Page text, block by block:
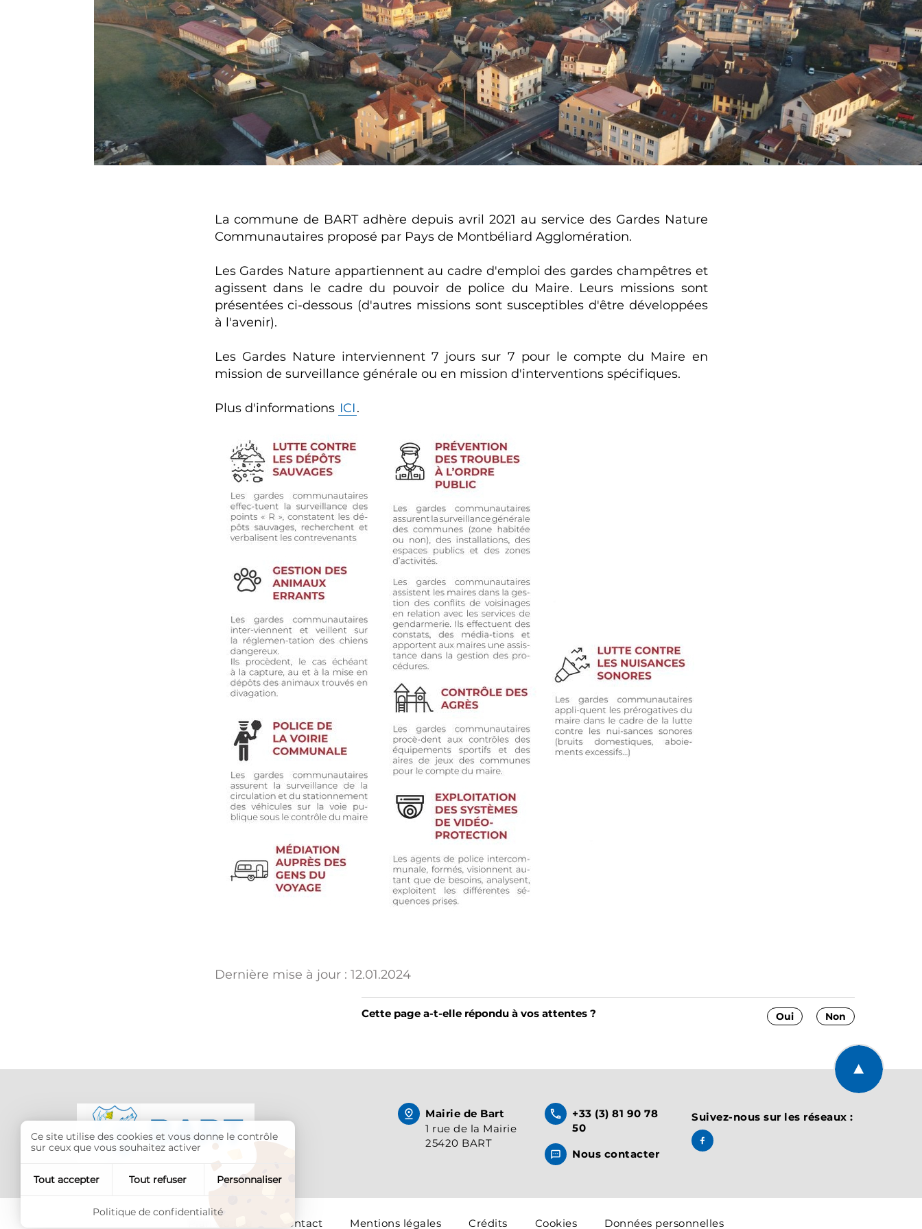
La commune de BART adhère depuis avril 2021 au service des Gardes Nature
Communautaires proposé par Pays de Montbéliard Agglomération.
Les Gardes Nature appartiennent au cadre d'emploi des gardes champêtres et
agissent dans le cadre du pouvoir de police du Maire. Leurs missions sont
présentées ci-dessous (d'autres missions sont susceptibles d'être développées
à l'avenir).
Les Gardes Nature interviennent 7 jours sur 7 pour le compte du Maire en
mission de surveillance générale ou en mission d'interventions spécifiques.
Plus d'informations ICI.
Dernière mise à jour : 12.01.2024
Cette page a-t-elle répondu à vos attentes ? Non
Oui
Retourner
Mairie de Bart
1 rue de la Mairie
25420 BART
+33 (3) 81 90 78
50
Nous contacter
Suivez-nous sur les réseaux :
Suivez-nous sur Facebook, BART
Contact Mentions légales Crédits Cookies Données personnelles
Ce site utilise des cookies et vous donne le contrôle
sur ceux que vous souhaitez activer
Tout accepter Tout refuser Personnaliser
Politique de confidentialité